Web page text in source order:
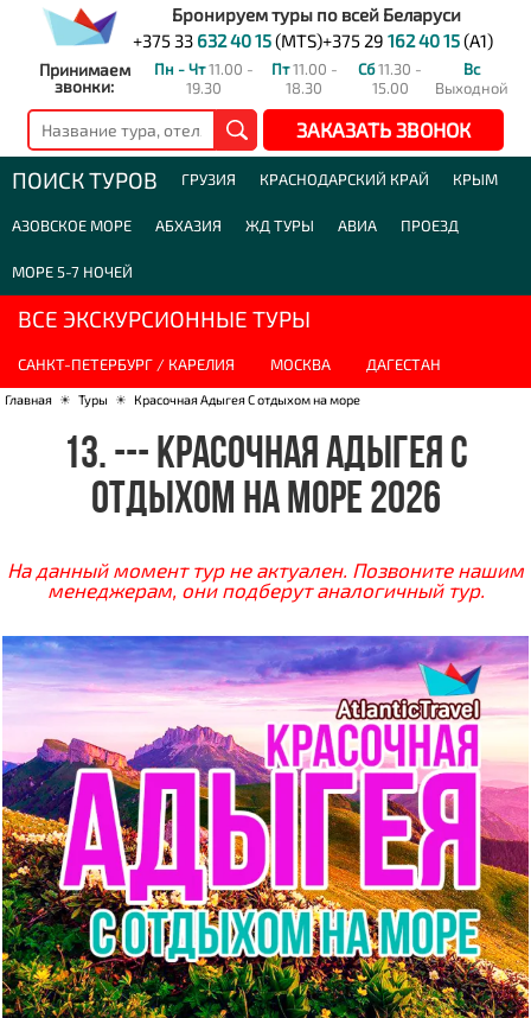
Бронируем туры по всей Беларуси
+375 33 632 40 15(MTS)+375 29 162 40 15(A1)
Принимаем
звонки:
Пн - Чт11.00 -
19.30
Пт11.00 -
18.30
Сб11.30 -
15.00
Вс
Выходной
ЗАКАЗАТЬ ЗВОНОК
ПОИСК ТУРОВ ГРУЗИЯ КРАСНОДАРСКИЙ КРАЙ КРЫМ
АЗОВСКОЕ МОРЕ АБХАЗИЯ ЖД ТУРЫ АВИА ПРОЕЗД
МОРЕ 5-7 НОЧЕЙ
ВСЕ ЭКСКУРСИОННЫЕ ТУРЫ
САНКТ-ПЕТЕРБУРГ / КАРЕЛИЯ МОСКВА ДАГЕСТАН
Главная ☀ Туры ☀ Красочная Адыгея С отдыхом на море
13. --- КРАСОЧНАЯ АДЫГЕЯ С
ОТДЫХОМ НА МОРЕ 2026
На данный момент тур не актуален. Позвоните нашим
менеджерам, они подберут аналогичный тур.